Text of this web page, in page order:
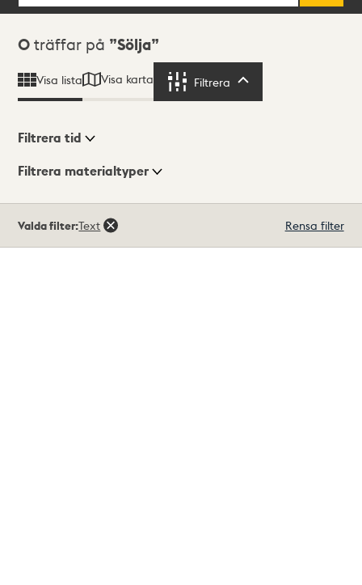
Sökresultat
0 träffar på Sölja
Visa lista Visa karta Filtrera
Visningsläge
Filtrera tid
Filtrera materialtyper
träffar
Valda filter:Text Rensa filter